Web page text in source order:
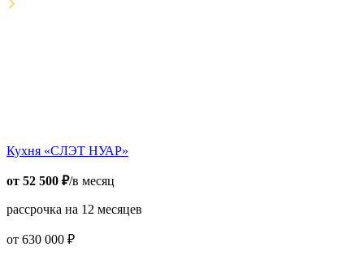
Кухня «СЛЭТ НУАР»
от 52 500 ₽/в месяц
рассрочка на 12 месяцев
от 630 000 ₽